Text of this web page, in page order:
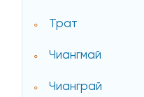
Трат
Чиангмай
Чианграй